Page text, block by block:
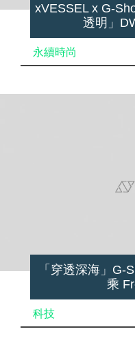
xVESSEL x G-
透明」
永續時尚
「穿透深海」G-
乘
科技